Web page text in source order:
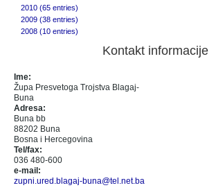
2010 (65 entries)
2009 (38 entries)
2008 (10 entries)
Kontakt informacije
Ime:
Župa Presvetoga Trojstva Blagaj-
Buna
Adresa:
Buna bb
88202 Buna
Bosna i Hercegovina
Tel/fax:
036 480-600
e-mail:
zupni.ured.blagaj-buna@tel.net.ba